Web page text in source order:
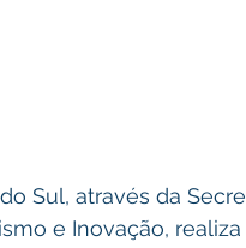
Sul, através da
e Inovação,